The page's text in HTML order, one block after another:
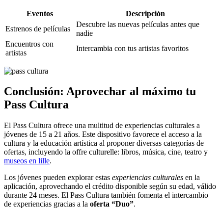
Eventos
Descripción
Estrenos de películas
Descubre las nuevas películas antes que
nadie
Encuentros con
artistas
Intercambia con tus artistas favoritos
Conclusión: Aprovechar al máximo tu
Pass Cultura
El Pass Cultura ofrece una multitud de experiencias culturales a
jóvenes de 15 a 21 años. Este dispositivo favorece el acceso a la
cultura y la educación artística al proponer diversas categorías de
ofertas, incluyendo la offre culturelle: libros, música, cine, teatro y
museos en lille.
Los jóvenes pueden explorar estas experiencias culturales en la
aplicación, aprovechando el crédito disponible según su edad, válido
durante 24 meses. El Pass Cultura también fomenta el intercambio
de experiencias gracias a la oferta “Duo”.